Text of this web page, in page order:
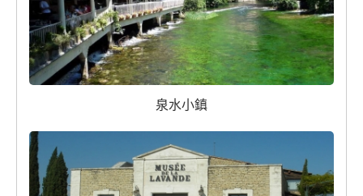
泉水小鎮